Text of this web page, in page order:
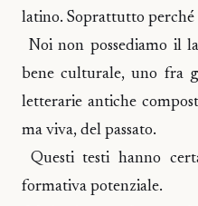
latino. Soprattutto perché
Noi non possediamo il
bene culturale, uno fra
letterarie antiche
ma viva, del passato.
Questi testi hanno
formativa potenziale.